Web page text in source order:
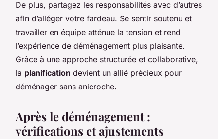
De plus, partagez les responsabilités avec d’autres
afin d’alléger votre fardeau. Se sentir soutenu et
travailler en équipe atténue la tension et rend
l’expérience de déménagement plus plaisante.
Grâce à une approche structurée et collaborative,
la planification devient un allié précieux pour
déménager sans anicroche.
Après le déménagement :
vérifications et ajustements